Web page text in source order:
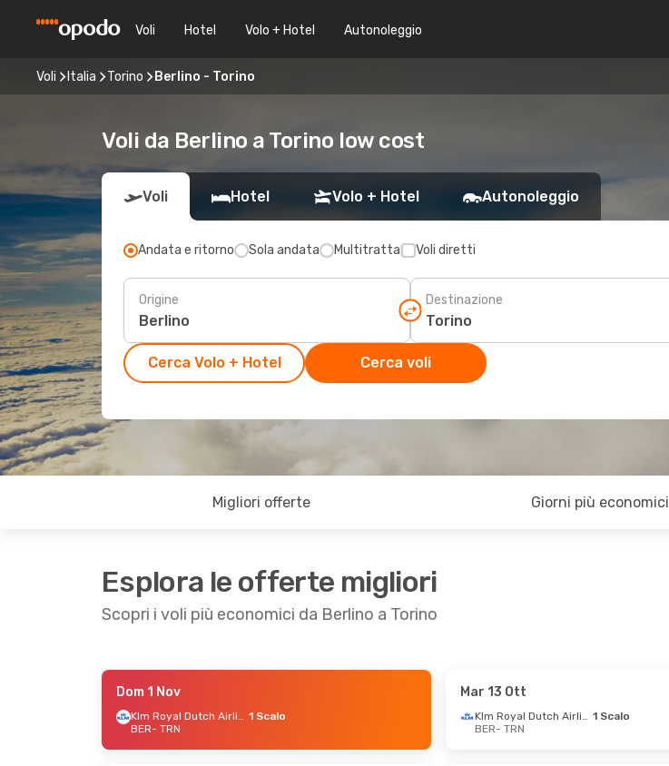
Voli Hotel Volo + Hotel Autonoleggio
Voli Italia Torino Berlino - Torino
Voli da Berlino a Torino low cost
Voli Hotel Volo + Hotel Autonoleggio
Andata e ritorno Sola andata Multitratta Voli diretti
Origine Destinazione
Cerca Volo + Hotel Cerca voli
Migliori offerte Giorni più economici
Esplora le offerte migliori
Scopri i voli più economici da Berlino a Torino
- Dom 11 Ott
Dom 1 Nov
Klm Royal Dutch Airlines 1 Scalo
BER- TRN
Mar 13 Ott
Klm Royal Dutch Airlines 1 Scalo
BER- TRN